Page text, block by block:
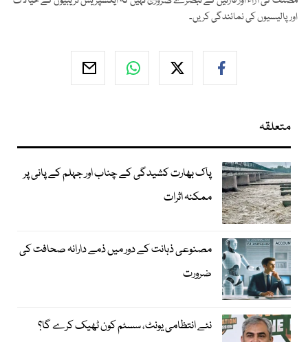
اور پالیسیوں کی نمائندگی کریں۔
متعلقہ
پاک بھارت کشیدگی کے چناب اور جہلم کے پانی پر
ممکنہ اثرات
مصنوعی ذہانت کے دور میں ذمے دارانہ صحافت کی
ضرورت
نئے انتظامی یونٹ، سسٹم کون ٹھیک کرے گا؟